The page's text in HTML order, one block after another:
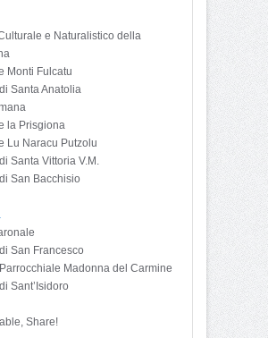
e Naturalistico della
Monti Fulcatu
Santa Anatolia
la Prisgiona
Lu Naracu Putzolu
Santa Vittoria V.M.
San Bacchisio
San Francesco
Madonna del Carmine
Sant’Isidoro
Share!